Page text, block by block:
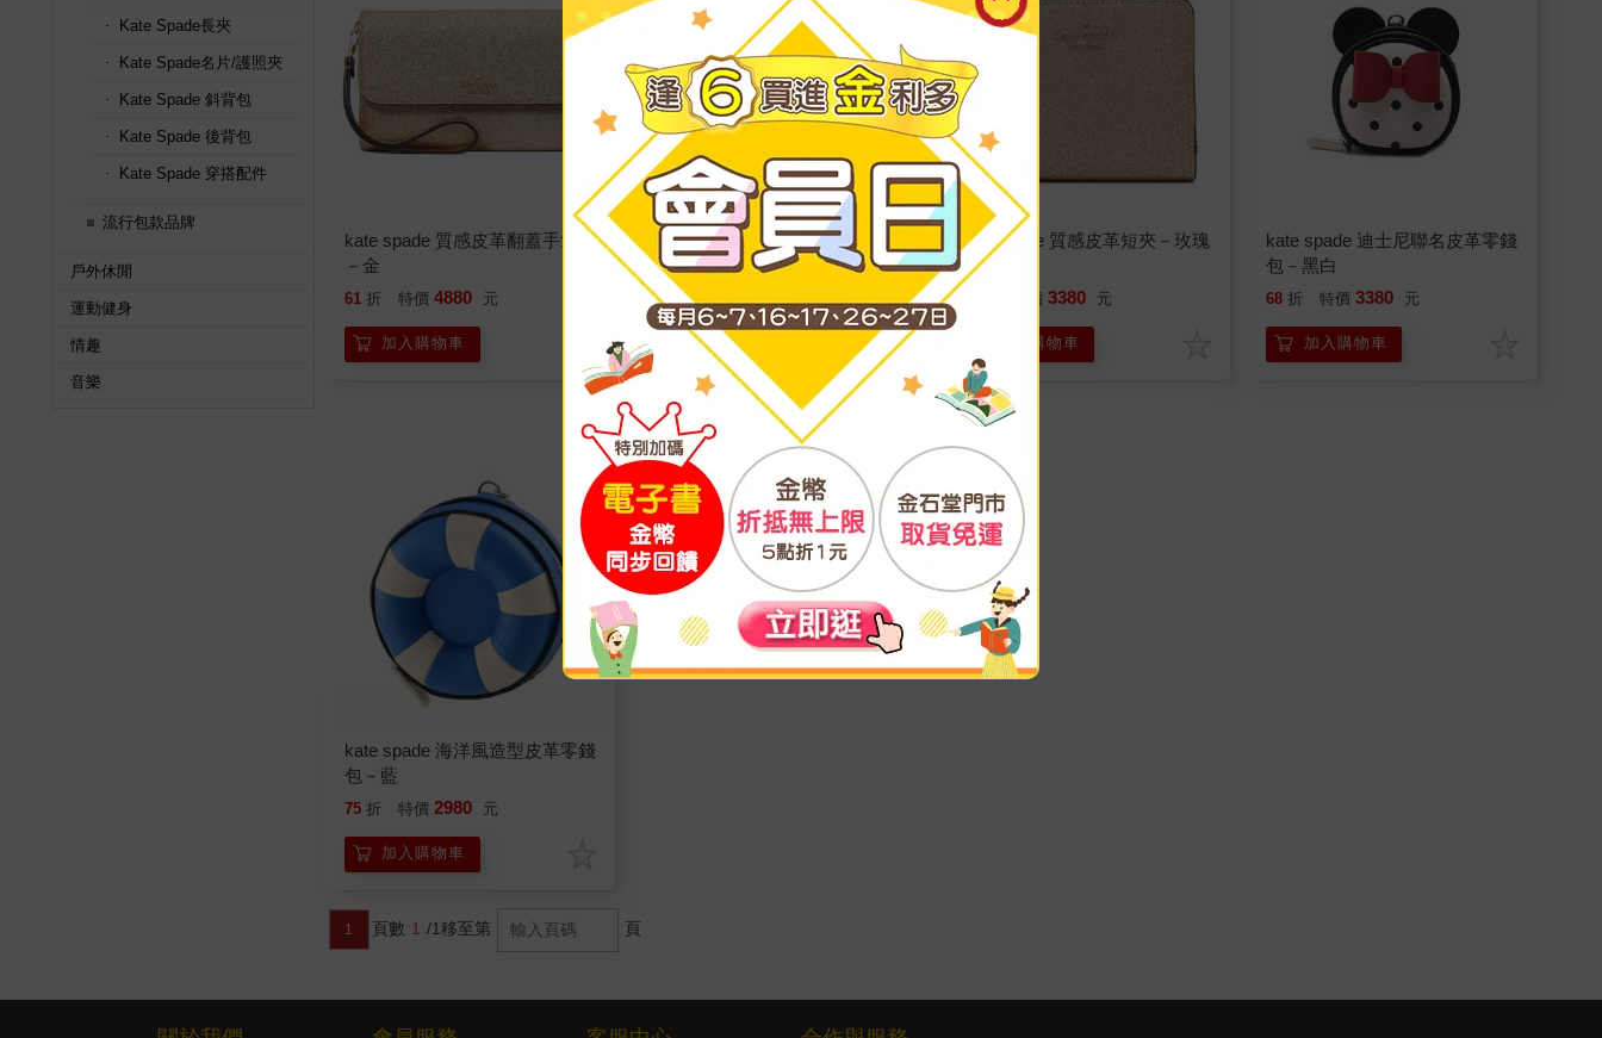
Kate Spade長夾
Kate Spade名片/護照夾
Kate Spade 斜背包
Kate Spade 後背包
Kate Spade 穿搭配件
流行包款品牌
戶外休閒
運動健身
情趣
音樂
kate spade 質感皮革翻蓋手拿包
－金
61 折 特價 4880 元
加入購物車
kate spade 迪士尼聯名皮革短夾
－黑白
71 折 特價 4280 元
加入購物車
kate spade 質感皮革短夾－玫瑰
金
特價 3380 元
加入購物車
kate spade 迪士尼聯名皮革零錢
包－黑白
68 折 特價 3380 元
加入購物車
kate spade 海洋風造型皮革零錢
包－藍
75 折 特價 2980 元
加入購物車
1 頁數 1 /1移至第 頁